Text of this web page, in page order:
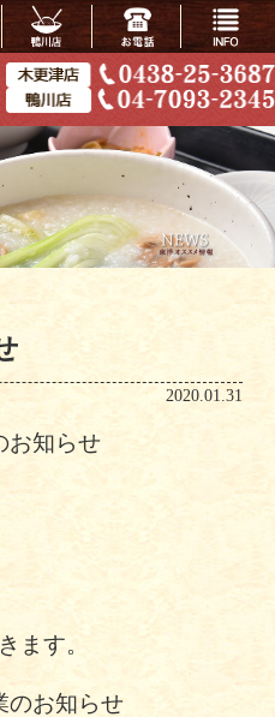
2020.01.31
お知らせ
ます。
のお知らせ